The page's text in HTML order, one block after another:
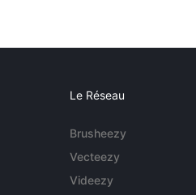
Le Réseau
Brusheezy
Vecteezy
Videezy